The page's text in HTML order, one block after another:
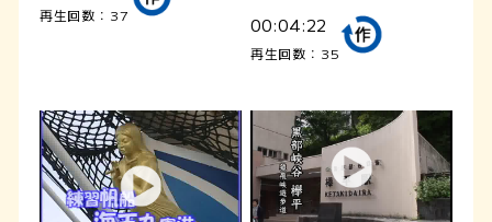
再生回数：37 00:04:22
再生回数：35